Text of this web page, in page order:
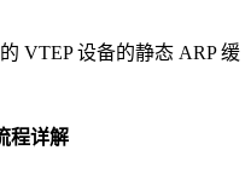
VTEP 设备的静态 ARP 缓
程详解